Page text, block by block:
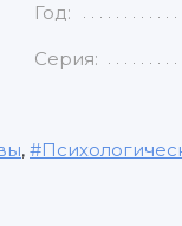
Год:
Серия:
,